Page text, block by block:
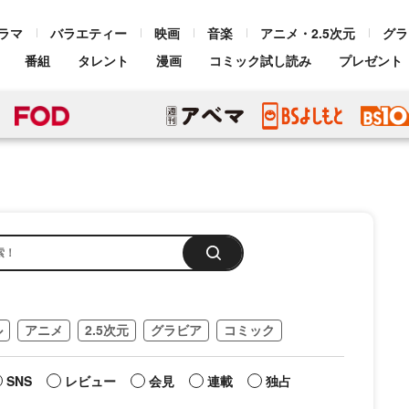
マ バラエティー 映画 音楽 アニメ・2.5次元
グ
番組
タレント 漫画 コミック試し読み プレゼント
アニメ 2.5次元 グラビア コミック
SNS レビュー 会見 連載 独占